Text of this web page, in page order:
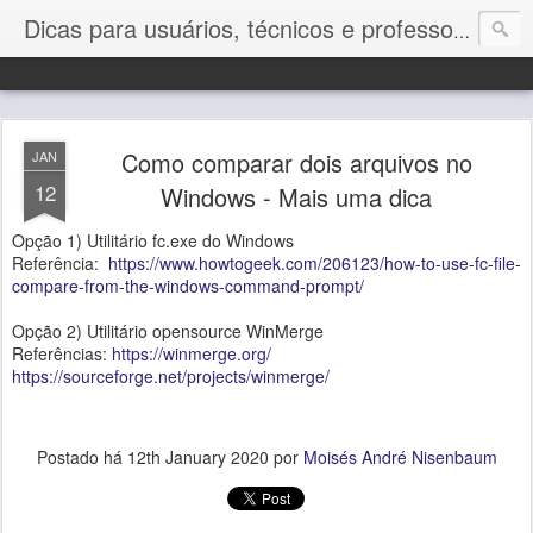
Dicas para usuários, técnicos e professores de Informática
JAN
12
Como comparar dois arquivos no
Windows - Mais uma dica
Opção 1) Utilitário fc.exe do Windows
Referência: https://www.howtogeek.com/206123/how-to-use-fc-file-
compare-from-the-windows-command-prompt/
Opção 2) Utilitário opensource WinMerge
Referências: https://winmerge.org/
https://sourceforge.net/projects/winmerge/
Postado há 12th January 2020 por Moisés André Nisenbaum